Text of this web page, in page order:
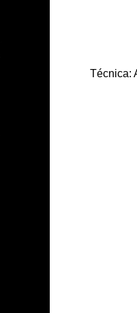
Técnica: